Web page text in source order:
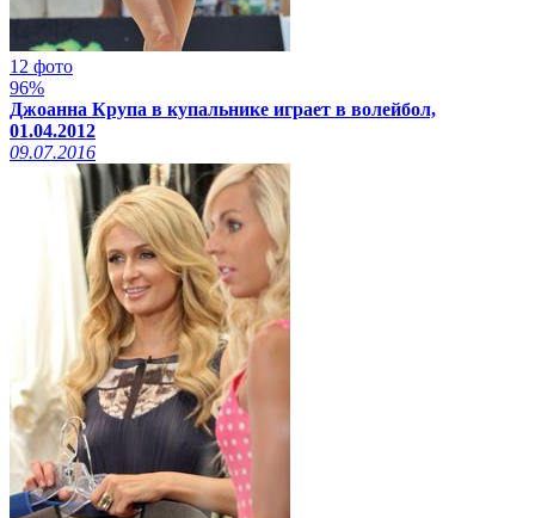
12 фото
96%
Джоанна Крупа в купальнике играет в волейбол,
01.04.2012
09.07.2016